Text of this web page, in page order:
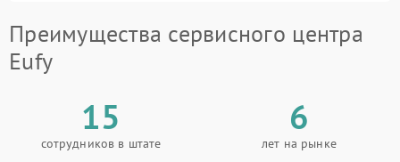
Преимущества сервисного центра
Eufy
15
сотрудников в штате
6
лет на рынке